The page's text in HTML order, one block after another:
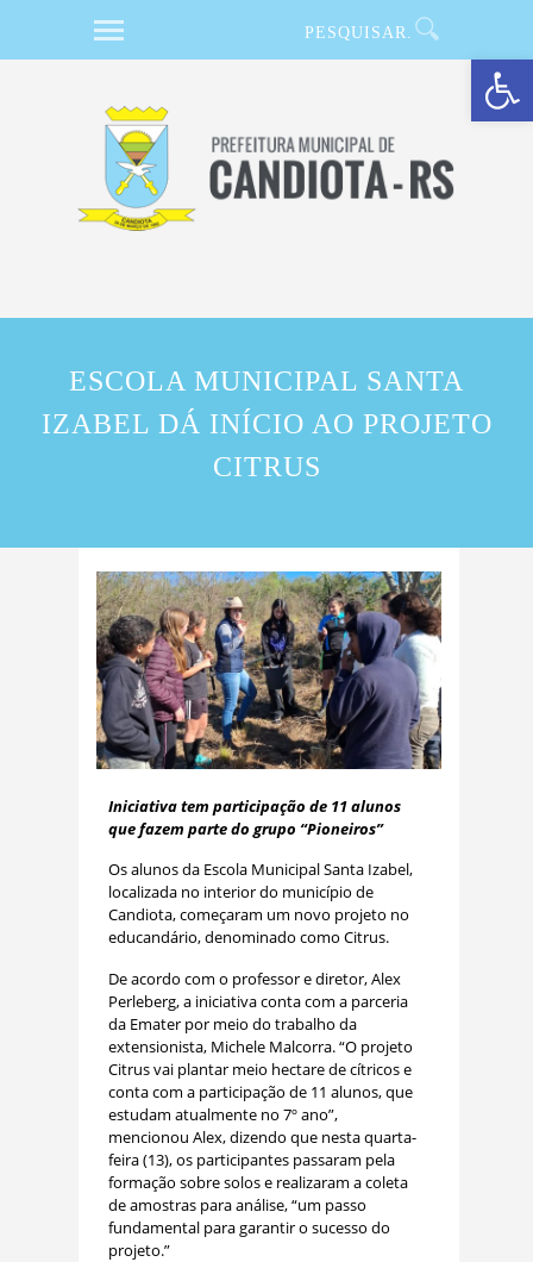
Barra de Ferramentas Aberta
ESCOLA MUNICIPAL SANTA
IZABEL DÁ INÍCIO AO PROJETO
CITRUS
Iniciativa tem participação de 11 alunos
que fazem parte do grupo “Pioneiros”
Os alunos da Escola Municipal Santa Izabel,
localizada no interior do município de
Candiota, começaram um novo projeto no
educandário, denominado como Citrus.
De acordo com o professor e diretor, Alex
Perleberg, a iniciativa conta com a parceria
da Emater por meio do trabalho da
extensionista, Michele Malcorra. “O projeto
Citrus vai plantar meio hectare de cítricos e
conta com a participação de 11 alunos, que
estudam atualmente no 7º ano”,
mencionou Alex, dizendo que nesta quarta-
feira (13), os participantes passaram pela
formação sobre solos e realizaram a coleta
de amostras para análise, “um passo
fundamental para garantir o sucesso do
projeto.”